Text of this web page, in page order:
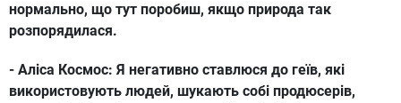
нормально, що тут поробиш, якщо природа так
розпорядилася.
- Аліса Космос: Я негативно ставлюся до геїв, які
використовують людей, шукають собі продюсерів,